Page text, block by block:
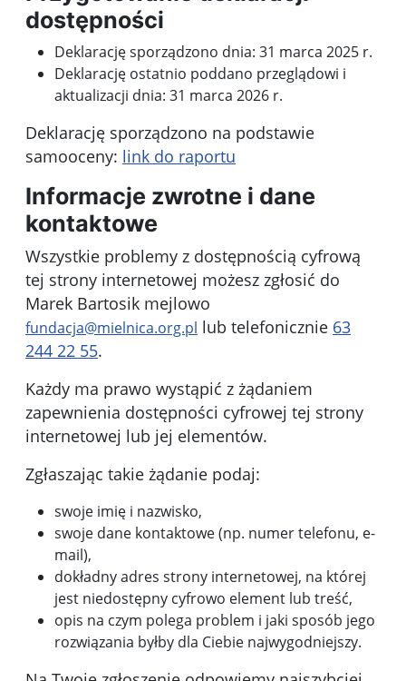
dostępności
Deklarację sporządzono dnia: 31 marca 2025 r.
Deklarację ostatnio poddano przeglądowi i
aktualizacji dnia: 31 marca 2026 r.
Deklarację sporządzono na podstawie
samooceny: link do raportu
Informacje zwrotne i dane
kontaktowe
Wszystkie problemy z dostępnością cyfrową
tej strony internetowej możesz zgłosić do
Marek Bartosik mejlowo
fundacja@mielnica.org.pl lub telefonicznie 63
244 22 55.
Każdy ma prawo wystąpić z żądaniem
zapewnienia dostępności cyfrowej tej strony
internetowej lub jej elementów.
Zgłaszając takie żądanie podaj:
swoje imię i nazwisko,
swoje dane kontaktowe (np. numer telefonu, e-
mail),
dokładny adres strony internetowej, na której
jest niedostępny cyfrowo element lub treść,
opis na czym polega problem i jaki sposób jego
rozwiązania byłby dla Ciebie najwygodniejszy.